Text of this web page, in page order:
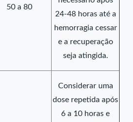
50 a 80
24-48 horas até a
hemorragia cessar
e a recuperação
seja atingida.
Considerar uma
dose repetida após
6 a 10 horas e